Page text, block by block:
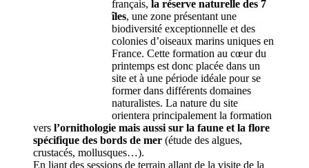
français, la réserve naturelle des 7
îles, une zone présentant une
biodiversité exceptionnelle et des
colonies d’oiseaux marins uniques en
France. Cette formation au cœur du
printemps est donc placée dans un
site et à une période idéale pour se
former dans différents domaines
naturalistes. La nature du site
orientera principalement la formation
vers l’ornithologie mais aussi sur la faune et la flore
spécifique des bords de mer (étude des algues,
crustacés, mollusques…).
En liant des sessions de terrain allant de la visite de la